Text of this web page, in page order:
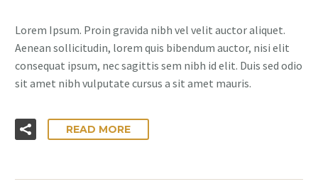
Lorem Ipsum. Proin gravida nibh vel velit auctor aliquet.
Aenean sollicitudin, lorem quis bibendum auctor, nisi elit
consequat ipsum, nec sagittis sem nibh id elit. Duis sed odio
sit amet nibh vulputate cursus a sit amet mauris.
READ MORE